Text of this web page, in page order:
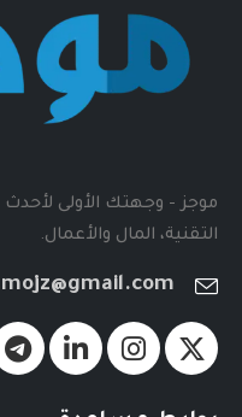
موجز - وجهتك الأولى لأحدث
التقنية، المال والأعمال.